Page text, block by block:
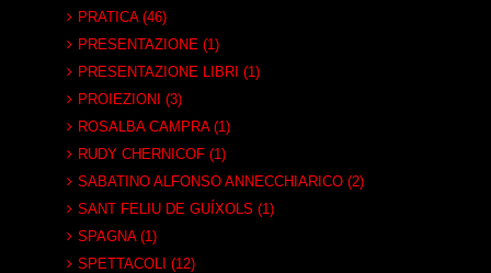
PRATICA (46)
PRESENTAZIONE (1)
PRESENTAZIONE LIBRI (1)
PROIEZIONI (3)
ROSALBA CAMPRA (1)
RUDY CHERNICOF (1)
SABATINO ALFONSO ANNECCHIARICO (2)
SANT FELIU DE GUÍXOLS (1)
SPAGNA (1)
SPETTACOLI (12)